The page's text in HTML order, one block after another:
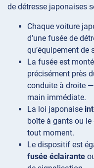
de détresse japonaises
Chaque voiture
d’une fusée de
qu’équipement de
La fusée est
précisément près
conduite à droite —
main immédiate.
La loi japonaise
boîte à gants ou
tout moment.
Le dispositif est
fusée éclairante